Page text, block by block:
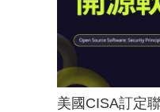
美國CISA訂定